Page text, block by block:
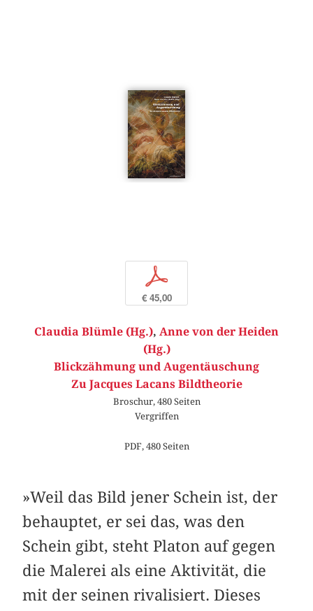
p
€ 45,00
Claudia Blümle (Hg.), Anne von der Heiden
(Hg.)
Blickzähmung und Augentäuschung
Zu Jacques Lacans Bildtheorie
Broschur, 480 Seiten
Vergriffen
PDF, 480 Seiten
»Weil das Bild jener Schein ist, der
behauptet, er sei das, was den
Schein gibt, steht Platon auf gegen
die Malerei als eine Aktivität, die
mit der seinen rivalisiert. Dieses